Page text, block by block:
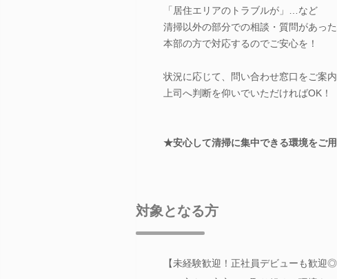
「居住エリアのトラブルが」…など
清掃以外の部分での相談・質問があっ
本部の方で対応するのでご安心を！
状況に応じて、問い合わせ窓口をご案
上司へ判断を仰いでいただければOK！
★安心して清掃に集中できる環境をご
対象となる方
【未経験歓迎！正社員デビューも歓